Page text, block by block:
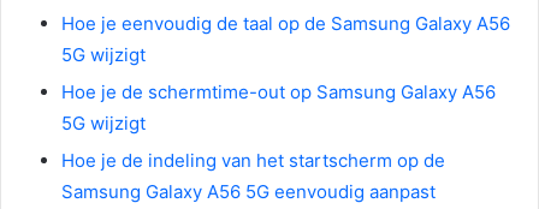
Hoe je eenvoudig de taal op de Samsung Galaxy A56
5G wijzigt
Hoe je de schermtime-out op Samsung Galaxy A56
5G wijzigt
Hoe je de indeling van het startscherm op de
Samsung Galaxy A56 5G eenvoudig aanpast